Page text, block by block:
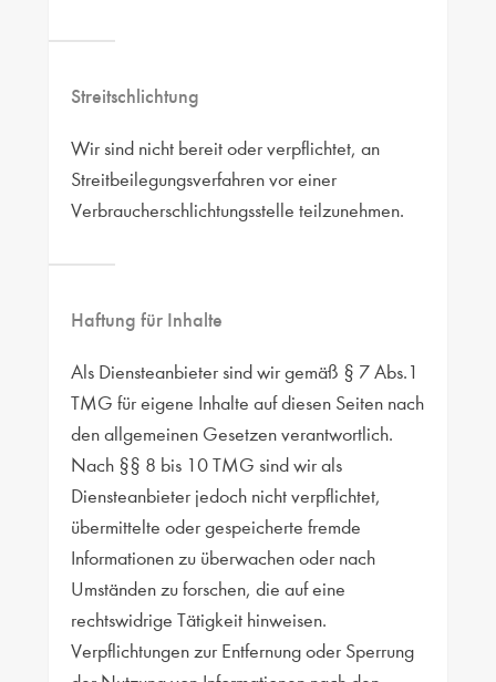
Streitschlichtung
Wir sind nicht bereit oder verpflichtet, an
Streitbeilegungsverfahren vor einer
Verbraucherschlichtungsstelle teilzunehmen.
Haftung für Inhalte
Als Diensteanbieter sind wir gemäß § 7 Abs.1
TMG für eigene Inhalte auf diesen Seiten nach
den allgemeinen Gesetzen verantwortlich.
Nach §§ 8 bis 10 TMG sind wir als
Diensteanbieter jedoch nicht verpflichtet,
übermittelte oder gespeicherte fremde
Informationen zu überwachen oder nach
Umständen zu forschen, die auf eine
rechtswidrige Tätigkeit hinweisen.
Verpflichtungen zur Entfernung oder Sperrung